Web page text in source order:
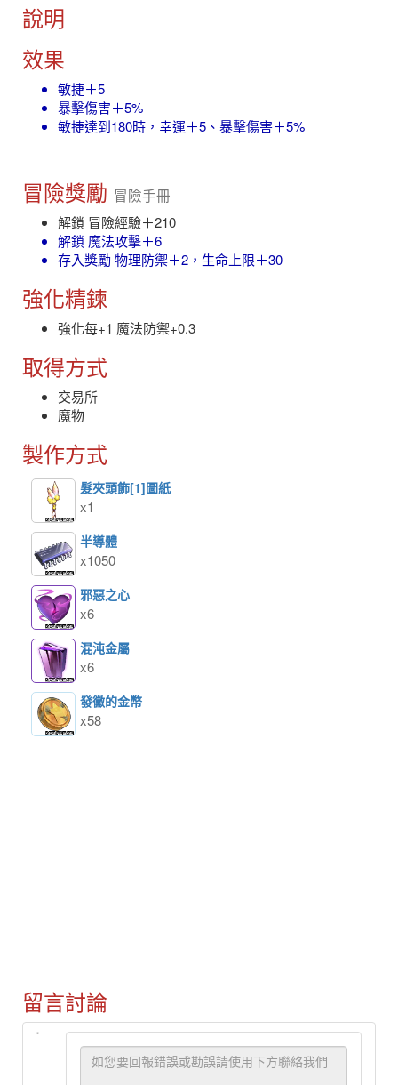
說明
效果
敏捷＋5
暴擊傷害＋5%
敏捷達到180時，幸運＋5、暴擊傷害＋5%
冒險獎勵 冒險手冊
解鎖 冒險經驗＋210
解鎖 魔法攻擊＋6
存入獎勵 物理防禦＋2，生命上限＋30
強化精鍊
強化每+1 魔法防禦+0.3
取得方式
交易所
魔物
製作方式
髮夾頭飾[1]圖紙
x1
半導體
x1050
邪惡之心
x6
混沌金屬
x6
發黴的金幣
x58
留言討論